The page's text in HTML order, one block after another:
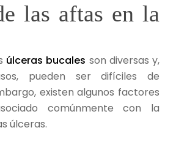
las aftas en la
úlceras bucales son diversas y,
pueden ser difíciles de
existen algunos factores
comúnmente con la
úlceras.